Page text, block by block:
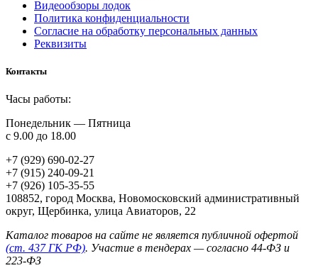
Видеообзоры лодок
Политика конфиденциальности
Согласие на обработку персональных данных
Реквизиты
Контакты
Часы работы:
Понедельник — Пятница
с 9.00 до 18.00
+7 (929) 690-02-27
+7 (915) 240-09-21
+7 (926) 105-35-55
108852, город Москва, Новомосковский административный
округ, Щербинка, улица Авиаторов, 22
Каталог товаров на сайте не является публичной офертой
(ст. 437 ГК РФ). Участие в тендерах — согласно 44‑ФЗ и
223‑ФЗ